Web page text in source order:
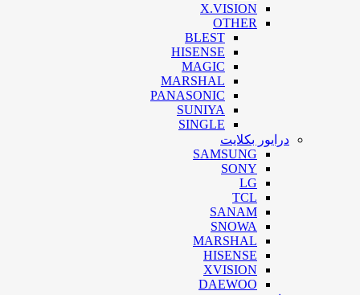
X.VISION
OTHER
BLEST
HISENSE
MAGIC
MARSHAL
PANASONIC
SUNIYA
SINGLE
درایور بکلایت
SAMSUNG
SONY
LG
TCL
SANAM
SNOWA
MARSHAL
HISENSE
XVISION
DAEWOO